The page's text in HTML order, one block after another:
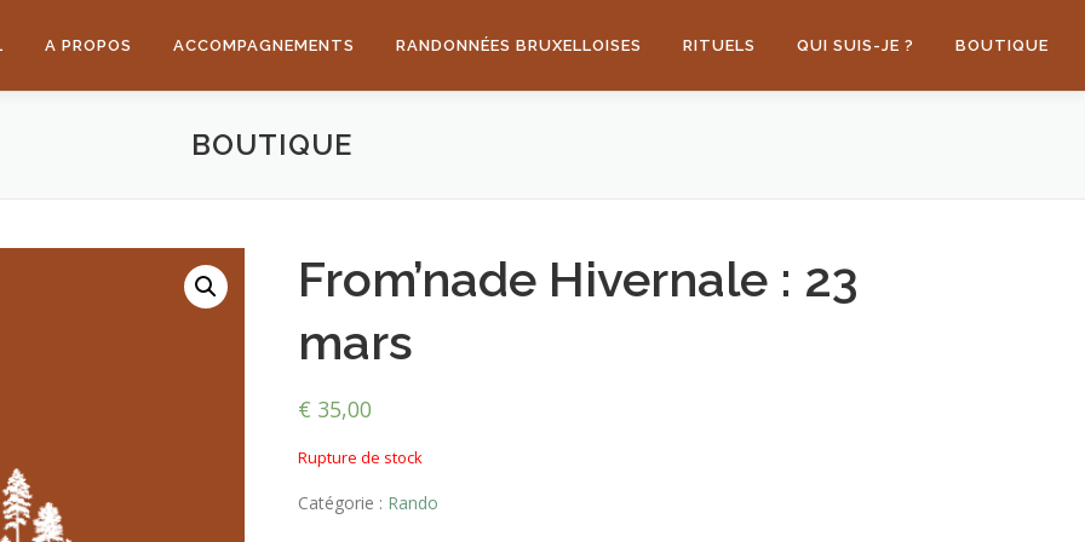
A PROPOS ACCOMPAGNEMENTS RANDONNÉES BRUXELLOISES RITUELS QUI SUIS-JE ? BOUTIQUE
BOUTIQUE
From’nade Hivernale : 23
mars
€ 35,00
Rupture de stock
Catégorie : Rando